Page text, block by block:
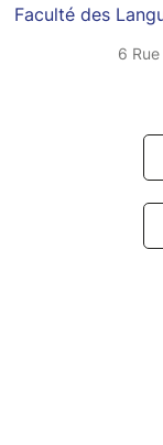
Faculté des
6